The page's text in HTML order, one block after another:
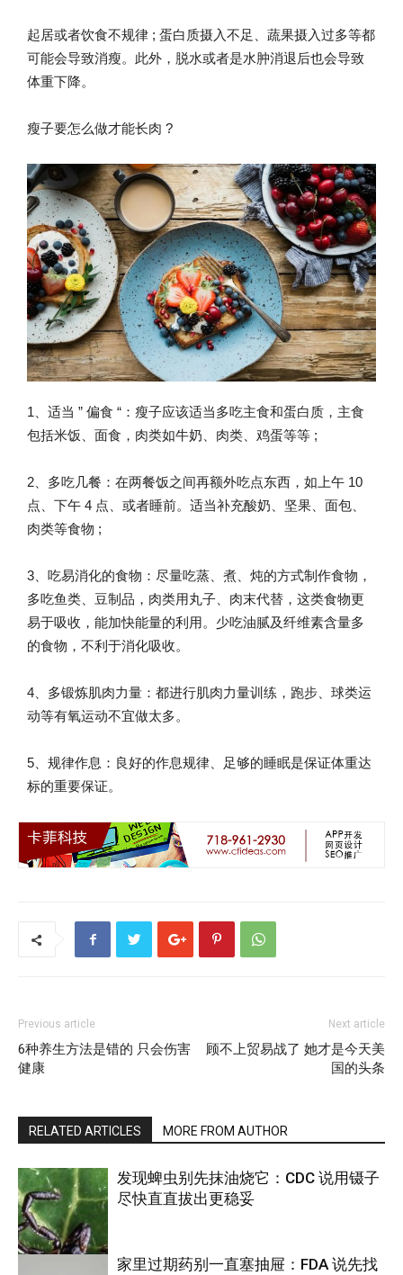
起居或者饮食不规律 ; 蛋白质摄入不足、蔬果摄入过多等都
可能会导致消瘦。此外，脱水或者是水肿消退后也会导致
体重下降。
瘦子要怎么做才能长肉 ?
1、适当 ” 偏食 “：瘦子应该适当多吃主食和蛋白质，主食
包括米饭、面食，肉类如牛奶、肉类、鸡蛋等等 ;
2、多吃几餐：在两餐饭之间再额外吃点东西，如上午 10
点、下午 4 点、或者睡前。适当补充酸奶、坚果、面包、
肉类等食物 ;
3、吃易消化的食物：尽量吃蒸、煮、炖的方式制作食物，
多吃鱼类、豆制品，肉类用丸子、肉末代替，这类食物更
易于吸收，能加快能量的利用。少吃油腻及纤维素含量多
的食物，不利于消化吸收。
4、多锻炼肌肉力量：都进行肌肉力量训练，跑步、球类运
动等有氧运动不宜做太多。
5、规律作息：良好的作息规律、足够的睡眠是保证体重达
标的重要保证。
Previous article
6种养生方法是错的 只会伤害
健康
Next article
顾不上贸易战了 她才是今天美
国的头条
RELATED ARTICLES MORE FROM AUTHOR
发现蜱虫别先抹油烧它：CDC 说用镊子
尽快直直拔出更稳妥
家里过期药别一直塞抽屉：FDA 说先找